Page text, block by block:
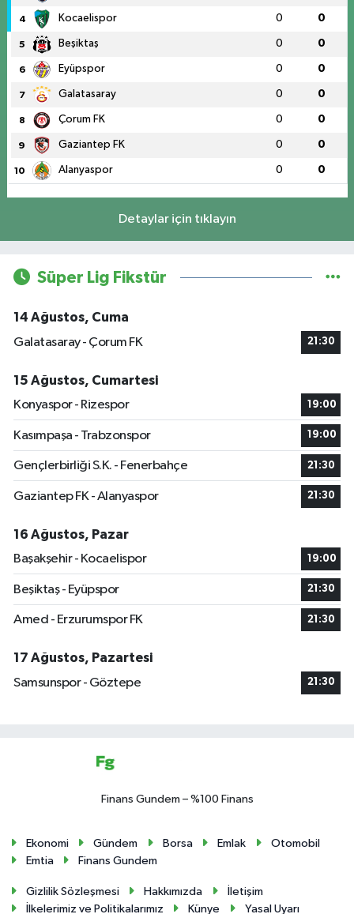
4 Kocaelispor 0 0
5 Beşiktaş 0 0
6 Eyüpspor 0 0
7 Galatasaray 0 0
8 Çorum FK 0 0
9 Gaziantep FK 0 0
10 Alanyaspor 0 0
Detaylar için tıklayın
Süper Lig Fikstür
14 Ağustos, Cuma
Galatasaray - Çorum FK
21:30
15 Ağustos, Cumartesi
Konyaspor - Rizespor
19:00
Kasımpaşa - Trabzonspor 19:00
Gençlerbirliği S.K. - Fenerbahçe 21:30
Gaziantep FK - Alanyaspor 21:30
16 Ağustos, Pazar
Başakşehir - Kocaelispor
19:00
Beşiktaş - Eyüpspor 21:30
Amed - Erzurumspor FK 21:30
17 Ağustos, Pazartesi
Samsunspor - Göztepe
21:30
Finans Gundem – %100 Finans
Ekonomi Gündem Borsa Emlak
Otomobil
Emtia
Finans Gundem
Gizlilik Sözleşmesi Hakkımızda
İletişim
İlkelerimiz ve Politikalarımız
Künye Yasal Uyarı